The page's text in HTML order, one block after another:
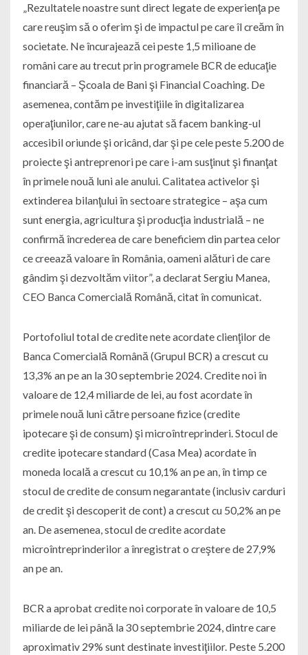
„Rezultatele noastre sunt direct legate de experienţa pe
care reuşim să o oferim şi de impactul pe care îl creăm în
societate. Ne încurajează cei peste 1,5 milioane de
români care au trecut prin programele BCR de educaţie
financiară – Şcoala de Bani şi Financial Coaching. De
asemenea, contăm pe investiţiile în digitalizarea
operaţiunilor, care ne-au ajutat să facem banking-ul
accesibil oriunde şi oricând, dar şi pe cele peste 5.200 de
proiecte şi antreprenori pe care i-am susţinut şi finanţat
în primele nouă luni ale anului. Calitatea activelor şi
extinderea bilanţului în sectoare strategice – aşa cum
sunt energia, agricultura şi producţia industrială – ne
confirmă încrederea de care beneficiem din partea celor
ce creează valoare în România, oameni alături de care
gândim şi dezvoltăm viitor”, a declarat Sergiu Manea,
CEO Banca Comercială Română, citat în comunicat.
Portofoliul total de credite nete acordate clienţilor de
Banca Comercială Română (Grupul BCR) a crescut cu
13,3% an pe an la 30 septembrie 2024. Credite noi în
valoare de 12,4 miliarde de lei, au fost acordate în
primele nouă luni către persoane fizice (credite
ipotecare şi de consum) şi microîntreprinderi. Stocul de
credite ipotecare standard (Casa Mea) acordate în
moneda locală a crescut cu 10,1% an pe an, în timp ce
stocul de credite de consum negarantate (inclusiv carduri
de credit şi descoperit de cont) a crescut cu 50,2% an pe
an. De asemenea, stocul de credite acordate
microîntreprinderilor a înregistrat o creştere de 27,9%
an pe an.
BCR a aprobat credite noi corporate în valoare de 10,5
miliarde de lei până la 30 septembrie 2024, dintre care
aproximativ 29% sunt destinate investiţiilor. Peste 5.200